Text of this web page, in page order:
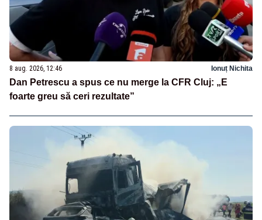
8 aug. 2026, 12:46 Ionuț Nichita
Dan Petrescu a spus ce nu merge la CFR Cluj: „E
foarte greu să ceri rezultate”